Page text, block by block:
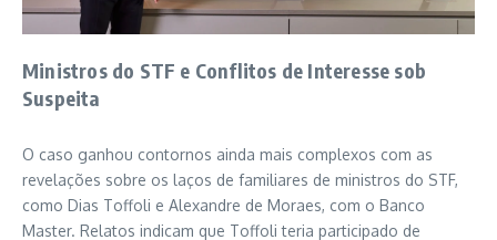
Ministros do STF e Conflitos de Interesse sob
Suspeita
O caso ganhou contornos ainda mais complexos com as
revelações sobre os laços de familiares de ministros do STF,
como Dias Toffoli e Alexandre de Moraes, com o Banco
Master. Relatos indicam que Toffoli teria participado de